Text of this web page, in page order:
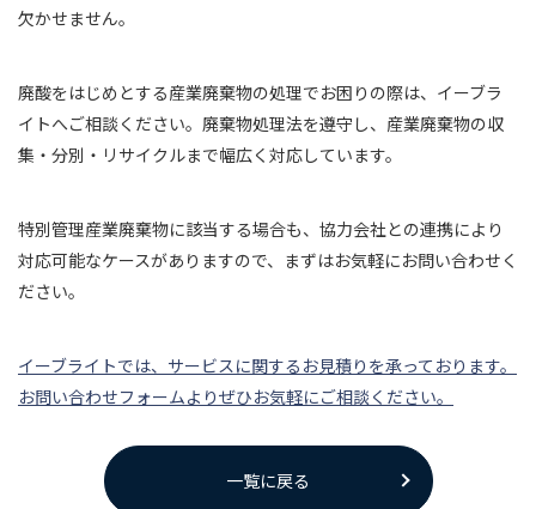
欠かせません。
廃酸をはじめとする産業廃棄物の処理でお困りの際は、イーブラ
イトへご相談ください。廃棄物処理法を遵守し、産業廃棄物の収
集・分別・リサイクルまで幅広く対応しています。
特別管理産業廃棄物に該当する場合も、協力会社との連携により
対応可能なケースがありますので、まずはお気軽にお問い合わせく
ださい。
イーブライトでは、サービスに関するお見積りを承っております。
お問い合わせフォームよりぜひお気軽にご相談ください。
一覧に戻る